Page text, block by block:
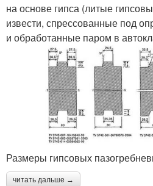
на основе гипса (литые
извести, спрессованные под
и обработанные паром в
Размеры гипсовых
читать дальше →